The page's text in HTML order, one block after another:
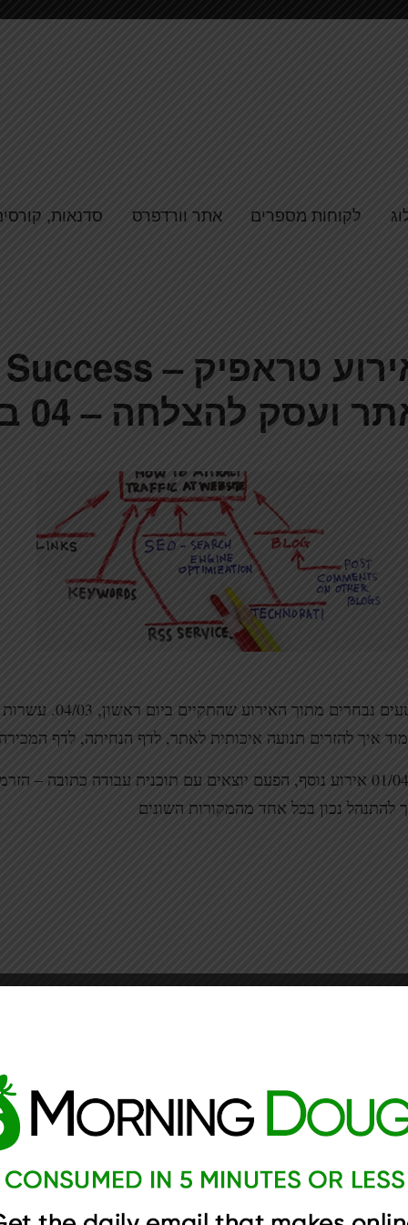
סדנאות, אתר וורדפרס לקוחות מספרים
ועסק להצלחה – 04 במרץ 2012
קטעים נבחרים מתוך
איך להזרים תנועה איכותית לאתר, לדף הנחיתה, לדף
ב-01/04 אירוע נוסף, הפעם יוצאים עם תוכנית עבודה כתובה –
להתנהל נכון בכל אחד מהמקורות השונים
גם אני רוצה להשתתף